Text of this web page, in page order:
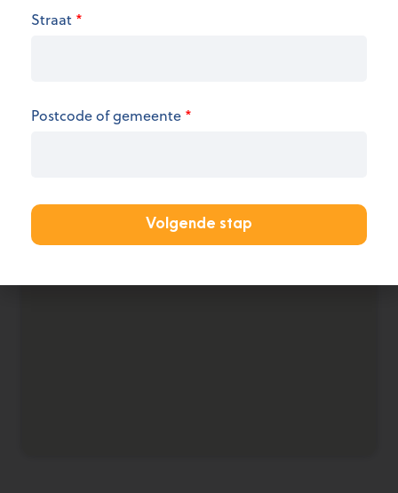
We hebben op dit moment geen informatie over
Straat *
Postcode of gemeente *
Volgende stap